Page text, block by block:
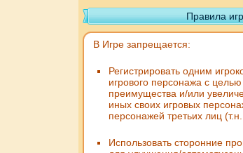
Правила
В Игре запрещается:
Регистрировать одним
игрового персонажа с
преимущества и/или
иных своих игровых
персонажей третьих лиц (т.н.
Использовать сторонние